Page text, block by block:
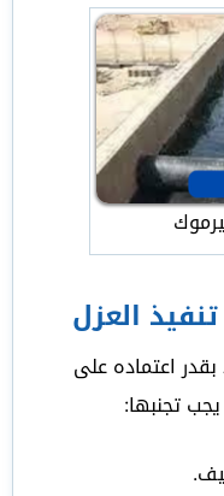
العزل
اعتماده على
تجنبها: